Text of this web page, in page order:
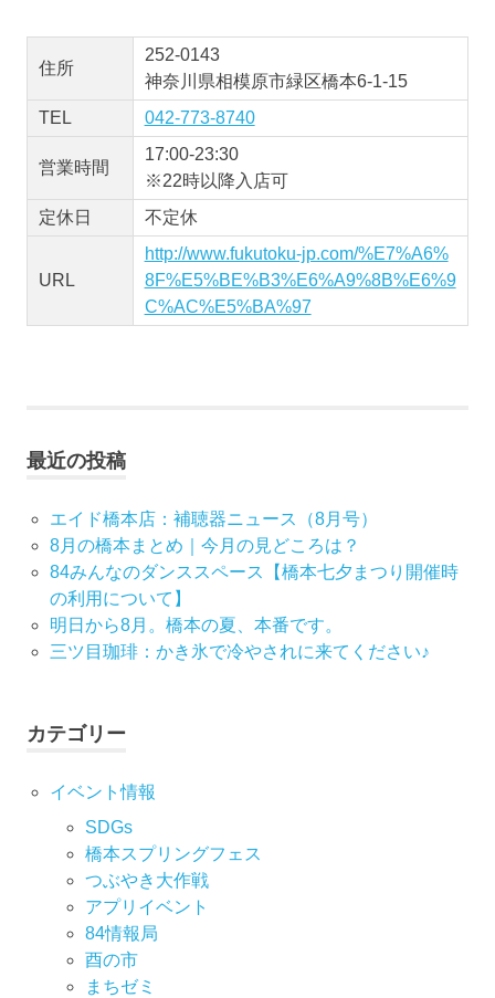
住所
252-0143
神奈川県相模原市緑区橋本6‐1-15
TEL
042‐773‐8740
営業時間
17:00-23:30
※22時以降入店可
定休日
不定休
URL
http://www.fukutoku-jp.com/%E7%A6%
8F%E5%BE%B3%E6%A9%8B%E6%9
C%AC%E5%BA%97
最近の投稿
エイド橋本店：補聴器ニュース（8月号）
8月の橋本まとめ｜今月の見どころは？
84みんなのダンススペース【橋本七夕まつり開催時
の利用について】
明日から8月。橋本の夏、本番です。
三ツ目珈琲：かき氷で冷やされに来てください♪
カテゴリー
イベント情報
SDGs
橋本スプリングフェス
つぶやき大作戦
アプリイベント
84情報局
酉の市
まちゼミ